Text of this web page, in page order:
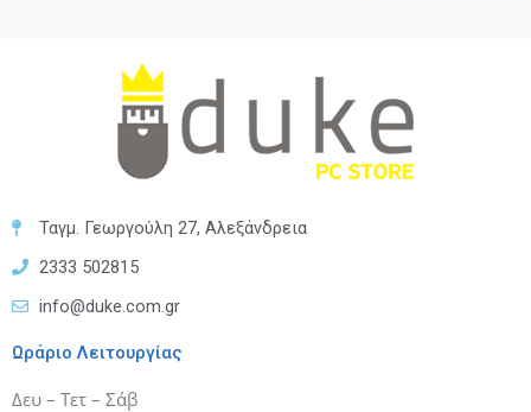
Ταγμ. Γεωργούλη 27, Αλεξάνδρεια
2333 502815
info@duke.com.gr
Ωράριο Λειτουργίας
Δευ – Τετ – Σάβ